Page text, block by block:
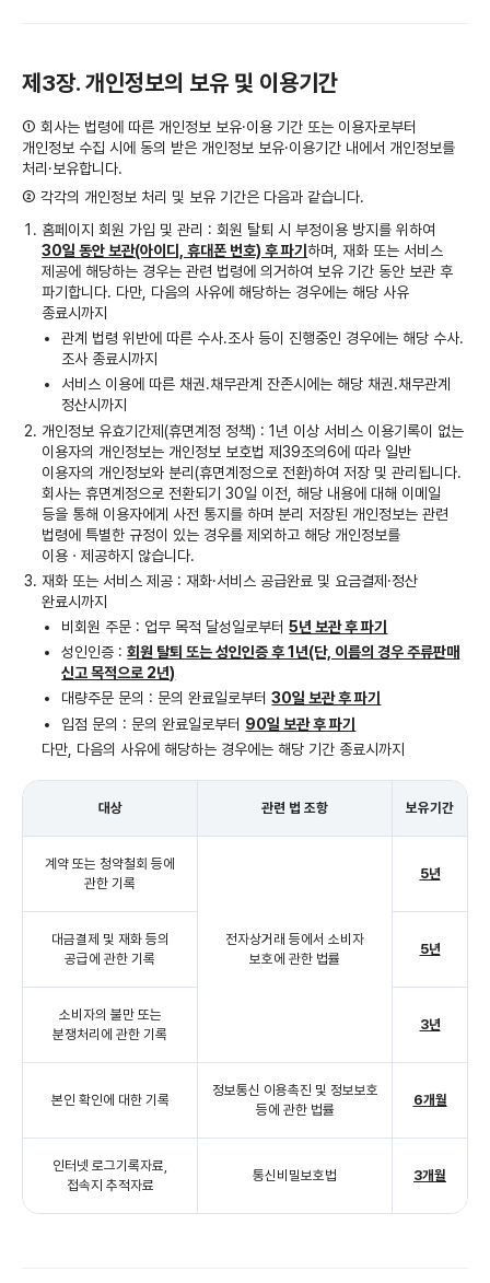
제3장. 개인정보의 보유 및 이용기간
① 회사는 법령에 따른 개인정보 보유·이용 기간 또는 이용자로부터
개인정보 수집 시에 동의 받은 개인정보 보유·이용기간 내에서 개인정보를
처리·보유합니다.
② 각각의 개인정보 처리 및 보유 기간은 다음과 같습니다.
홈페이지 회원 가입 및 관리 : 회원 탈퇴 시 부정이용 방지를 위하여
30일 동안 보관(아이디, 휴대폰 번호) 후 파기하며, 재화 또는 서비스
제공에 해당하는 경우는 관련 법령에 의거하여 보유 기간 동안 보관 후
파기합니다. 다만, 다음의 사유에 해당하는 경우에는 해당 사유
종료시까지
관계 법령 위반에 따른 수사․조사 등이 진행중인 경우에는 해당 수사․
조사 종료시까지
서비스 이용에 따른 채권․채무관계 잔존시에는 해당 채권․채무관계
정산시까지
개인정보 유효기간제(휴면계정 정책) : 1년 이상 서비스 이용기록이 없는
이용자의 개인정보는 개인정보 보호법 제39조의6에 따라 일반
이용자의 개인정보와 분리(휴면계정으로 전환)하여 저장 및 관리됩니다.
회사는 휴면계정으로 전환되기 30일 이전, 해당 내용에 대해 이메일
등을 통해 이용자에게 사전 통지를 하며 분리 저장된 개인정보는 관련
법령에 특별한 규정이 있는 경우를 제외하고 해당 개인정보를
이용ㆍ제공하지 않습니다.
재화 또는 서비스 제공 : 재화·서비스 공급완료 및 요금결제·정산
완료시까지
비회원 주문 : 업무 목적 달성일로부터5년 보관 후 파기
성인인증 :회원 탈퇴 또는 성인인증 후 1년(단, 이름의 경우 주류판매
신고 목적으로 2년)
대량주문 문의 : 문의 완료일로부터30일 보관 후 파기
입점 문의 : 문의 완료일로부터 90일 보관 후 파기
다만, 다음의 사유에 해당하는 경우에는 해당 기간 종료시까지
대상 관련 법 조항 보유기간
계약 또는 청약철회 등에
관한 기록
전자상거래 등에서 소비자
보호에 관한 법률
5년
대금결제 및 재화 등의
공급에 관한 기록
5년
소비자의 불만 또는
분쟁처리에 관한 기록
3년
본인 확인에 대한 기록
정보통신 이용촉진 및 정보보호
등에 관한 법률
6개월
인터넷 로그기록자료,
접속지 추적자료
통신비밀보호법 3개월